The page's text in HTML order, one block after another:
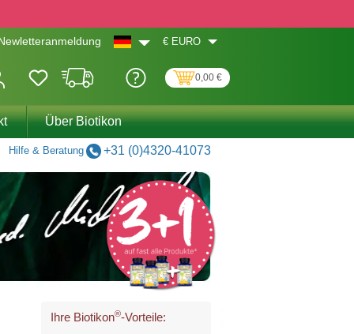
€ EURO
0,00 €
Über Biotikon
Hilfe & Beratung +31 (0)4320-41073
Ihre Biotikon®-Vorteile: